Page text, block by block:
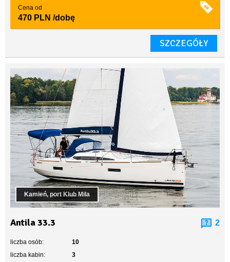
Cena od
470 PLN /dobę
SZCZEGÓŁY
Kamień, port Klub Mila
Antila 33.3 2
liczba osób:
10
liczba kabin:
3